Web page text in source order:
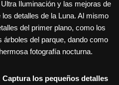
Iluminación y las mejoras de
detalles de la Luna. Al mismo
del primer plano, como los
del parque, dando como
fotografía nocturna.
los pequeños detalles